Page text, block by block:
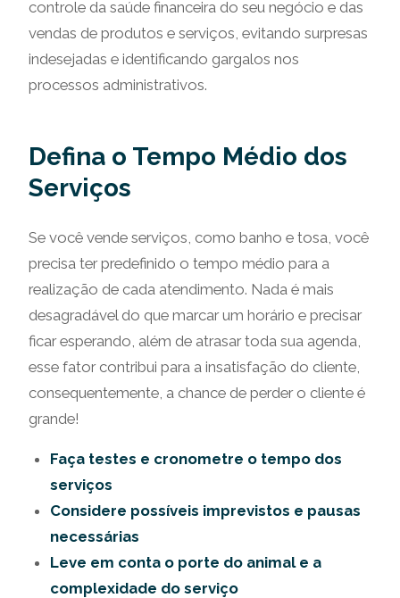
controle da saúde financeira do seu negócio e das
vendas de produtos e serviços, evitando surpresas
indesejadas e identificando gargalos nos
processos administrativos.
Defina o Tempo Médio dos
Serviços
Se você vende serviços, como banho e tosa, você
precisa ter predefinido o tempo médio para a
realização de cada atendimento. Nada é mais
desagradável do que marcar um horário e precisar
ficar esperando, além de atrasar toda sua agenda,
esse fator contribui para a insatisfação do cliente,
consequentemente, a chance de perder o cliente é
grande!
Faça testes e cronometre o tempo dos
serviços
Considere possíveis imprevistos e pausas
necessárias
Leve em conta o porte do animal e a
complexidade do serviço